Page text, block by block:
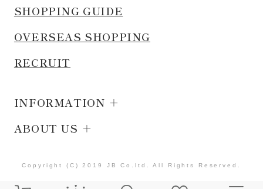
SHOPPING GUIDE
OVERSEAS SHOPPING
RECRUIT
INFORMATION
ABOUT US
Copyright (C) 2019 JB Co.ltd. All Rights Reserved.